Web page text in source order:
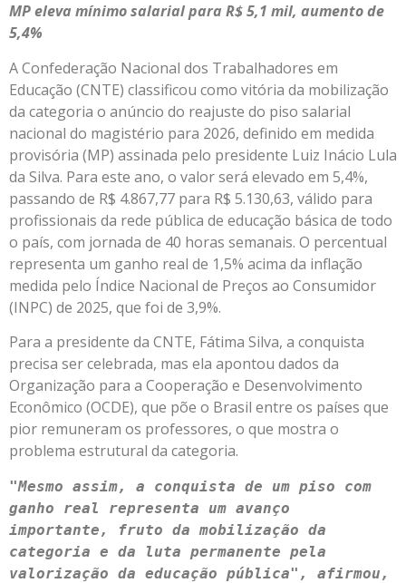
MP eleva mínimo salarial para R$ 5,1 mil, aumento de
5,4%
A Confederação Nacional dos Trabalhadores em
Educação (CNTE) classificou como vitória da mobilização
da categoria o anúncio do reajuste do piso salarial
nacional do magistério para 2026, definido em medida
provisória (MP) assinada pelo presidente Luiz Inácio Lula
da Silva. Para este ano, o valor será elevado em 5,4%,
passando de R$ 4.867,77 para R$ 5.130,63, válido para
profissionais da rede pública de educação básica de todo
o país, com jornada de 40 horas semanais. O percentual
representa um ganho real de 1,5% acima da inflação
medida pelo Índice Nacional de Preços ao Consumidor
(INPC) de 2025, que foi de 3,9%.
Para a presidente da CNTE, Fátima Silva, a conquista
precisa ser celebrada, mas ela apontou dados da
Organização para a Cooperação e Desenvolvimento
Econômico (OCDE), que põe o Brasil entre os países que
pior remuneram os professores, o que mostra o
problema estrutural da categoria.
"Mesmo assim, a conquista de um piso com
ganho real representa um avanço
importante, fruto da mobilização da
categoria e da luta permanente pela
valorização da educação pública", afirmou,